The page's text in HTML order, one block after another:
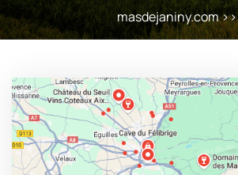
masdejaniny.com>>